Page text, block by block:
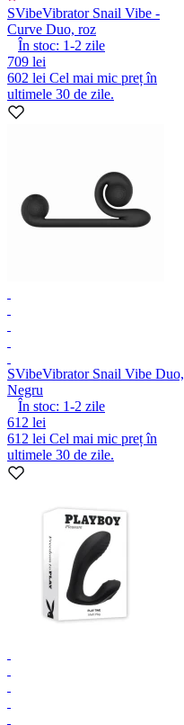
SVibeVibrator Snail Vibe -
Curve Duo, roz
În stoc: 1-2 zile
709 lei
602 lei Cel mai mic preț în
ultimele 30 de zile.
SVibeVibrator Snail Vibe Duo,
Negru
În stoc: 1-2 zile
612 lei
612 lei Cel mai mic preț în
ultimele 30 de zile.